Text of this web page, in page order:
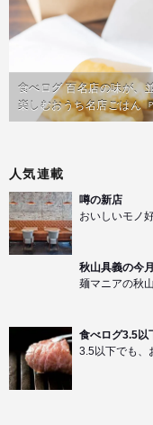
食べログ 百名店の味が、
楽しむおうち名店ごはん
人気連載
噂の新店
おいしいモノ
秋山具義の今
麺マニアの秋
食べログ3.5以
3.5以下でも、